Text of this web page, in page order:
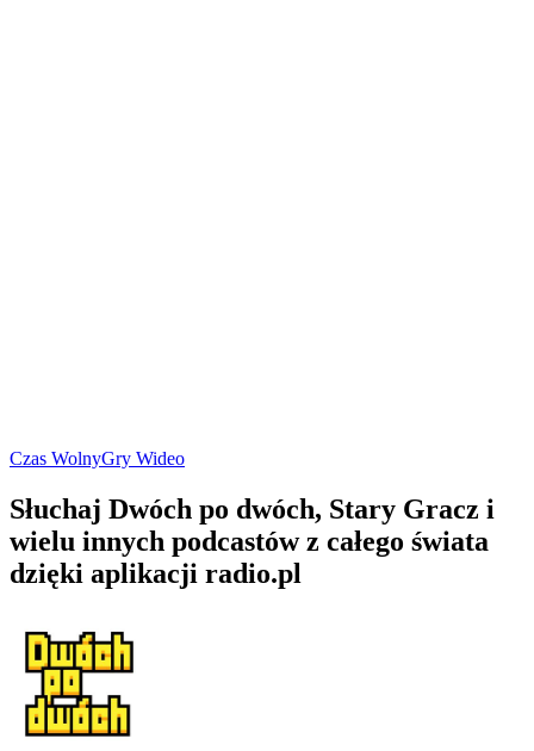
Czas WolnyGry Wideo
Słuchaj Dwóch po dwóch, Stary Gracz i
wielu innych podcastów z całego świata
dzięki aplikacji radio.pl